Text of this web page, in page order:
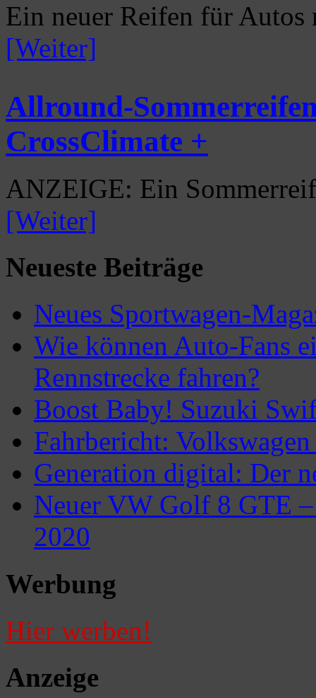
Ein neuer Reifen für
[Weiter]
Allround-
CrossClimate +
ANZEIGE: Ein
[Weiter]
Neueste Beiträge
Neues Sportwagen-
Wie können Auto-Fans
Rennstrecke fahren?
Boost Baby! Suzuki
Fahrbericht:
Generation digital: Der
Neuer VW Golf 8 GTE
2020
Werbung
Hier werben!
Anzeige